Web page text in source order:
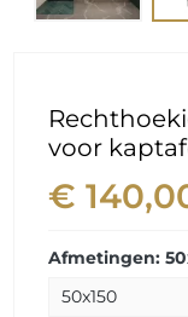
voor
€
Afmetingen: